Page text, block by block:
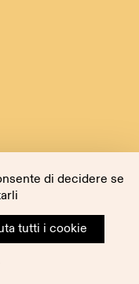
di decidere se
tutti i cookie